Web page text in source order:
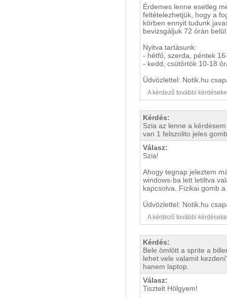
Érdemes lenne esetleg
feltételezhetjük, hogy a
körben ennyit tudunk
bevizsgáljuk 72 órán
Nyitva tartásunk:
- hétfő, szerda, péntek
- kedd, csütörtök 10-18
Üdvözlettel: Notik.hu
A kérdező további
Kérdés:
Szia az lenne a
van 1 felszolito jeles
Válasz:
Szia!
Ahogy tegnap jeleztem
windows-ba lett letiltva
kapcsolva. Fizikai gomb
Üdvözlettel: Notik.hu
A kérdező további
Kérdés:
Bele ömlött a sprite a
lehet vele valamit
hanem laptop.
Válasz:
Tisztelt Hölgyem!